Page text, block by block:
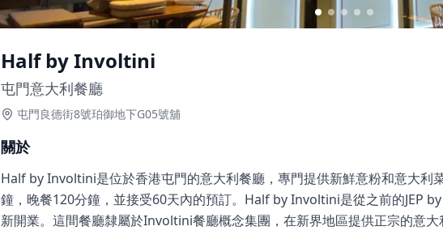
Half by Involtini
屯門意大利餐廳
屯門良德街8號珀御地下G05號舖
關於
Half by Involtini是位於香港屯門的意大利餐廳，專門提供新鮮意粉和意大利
鐘，晚餐120分鐘，並接受60天內的預訂。Half by Involtini是從之前的JEP
新開業。這間餐廳隸屬於Involtini餐廳概念集團，在新界地區提供正宗的意大